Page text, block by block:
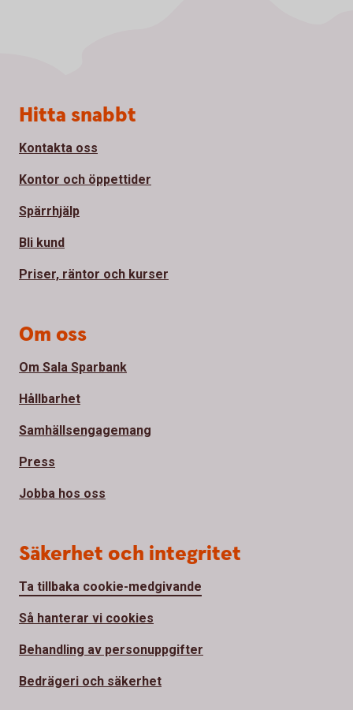
Sidfot
Hitta snabbt
Kontakta oss
Kontor och öppettider
Spärrhjälp
Bli kund
Priser, räntor och kurser
Om oss
Om Sala Sparbank
Hållbarhet
Samhällsengagemang
Press
Jobba hos oss
Säkerhet och integritet
Ta tillbaka cookie-medgivande
Så hanterar vi cookies
Behandling av personuppgifter
Bedrägeri och säkerhet